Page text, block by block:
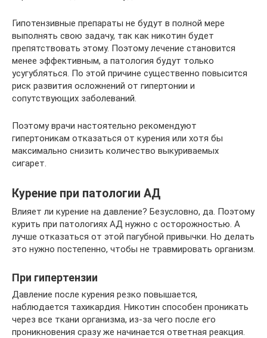
Гипотензивные препараты не будут в полной мере
выполнять свою задачу, так как никотин будет
препятствовать этому. Поэтому лечение становится
менее эффективным, а патология будут только
усугубляться. По этой причине существенно повысится
риск развития осложнений от гипертонии и
сопутствующих заболеваний.
Поэтому врачи настоятельно рекомендуют
гипертоникам отказаться от курения или хотя бы
максимально снизить количество выкуриваемых
сигарет.
Курение при патологии АД
Влияет ли курение на давление? Безусловно, да. Поэтому
курить при патологиях АД нужно с осторожностью. А
лучше отказаться от этой пагубной привычки. Но делать
это нужно постепенно, чтобы не травмировать организм.
При гипертензии
Давление после курения резко повышается,
наблюдается тахикардия. Никотин способен проникать
через все ткани организма, из-за чего после его
проникновения сразу же начинается ответная реакция.